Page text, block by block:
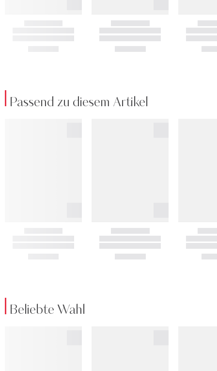
Passend zu diesem Artikel
Beliebte Wahl